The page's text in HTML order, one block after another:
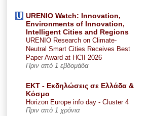
URENIO Watch: Innovation,
Environments of Innovation,
Intelligent Cities and Regions
URENIO Research on Climate-
Neutral Smart Cities Receives Best
Paper Award at HCII 2026
Πριν από 1 εβδομάδα
ΕΚΤ - Εκδηλώσεις σε Ελλάδα &
Κόσμο
Horizon Europe info day - Cluster 4
Πριν από 1 χρόνια